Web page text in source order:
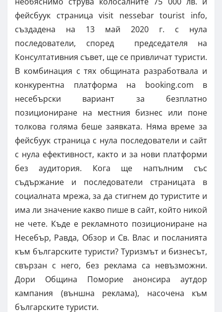
фейсбуук страница visit nessebar tourist info,
създадена на 13 май 2020 г. с нула
последователи, според председателя на
Консултативния съвет, ще се привличат туристи.
В комбинация с тях общината разработвала и
конкурентна платформа на booking.com в
несебърски вариант за безплатно
позициониране на местния бизнес или поне
толкова голяма беше заявката. Няма време за
фейсбуук страница с нула последователи и сайт
с нула ефективност, както и за нови платформи
без аудитория. Кога ще напълним със
съдържание и последователи страницата в
социалната мрежа, за да стигнем до туристите и
има ли значение какво пише в сайт, който никой
не чете. Къде е рекламното позициониране на
Несебър, Равда, Обзор и Св. Влас и посланията
към българските туристи? Туризмът и бизнесът,
свързан с него, без реклама са невъзможни.
Дори Община Поморие анонсира аутдор
кампания (външна реклама), насочена към
българските туристи.